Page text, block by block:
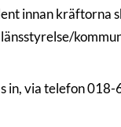
innan kräftorna
in, via telefon